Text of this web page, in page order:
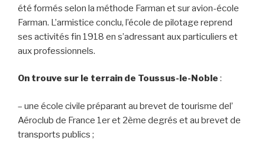
été formés selon la méthode Farman et sur avion-école
Farman. L’armistice conclu, l’école de pilotage reprend
ses activités fin 1918 en s’adressant aux particuliers et
aux professionnels.
On trouve sur le terrain de Toussus-le-Noble :
– une école civile préparant au brevet de tourisme del’
Aéroclub de France 1er et 2ème degrés et au brevet de
transports publics ;